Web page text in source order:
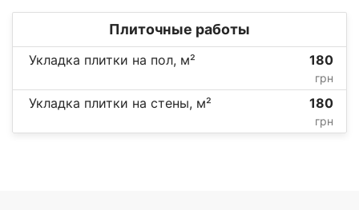
Плиточные работы
Укладка плитки на пол, м² 180
грн
Укладка плитки на стены, м² 180
грн